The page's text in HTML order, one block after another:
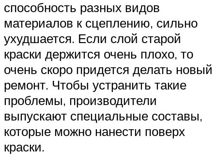
способность разных видов
материалов к сцеплению, сильно
ухудшается. Если слой старой
краски держится очень плохо, то
очень скоро придется делать новый
ремонт. Чтобы устранить такие
проблемы, производители
выпускают специальные составы,
которые можно нанести поверх
краски.